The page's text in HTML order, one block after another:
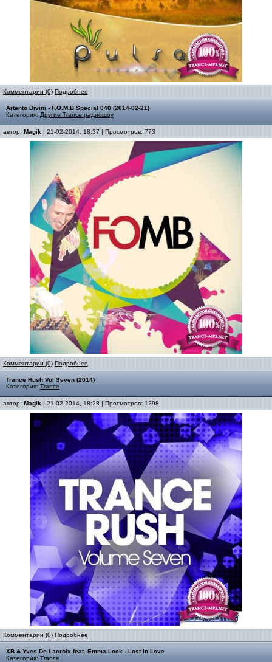
Комментарии (0) Подробнее
Artento Divini - F.O.M.B Special 040 (2014-02-21)
Категория: Другие Trance радиошоу
автор: Magik | 21-02-2014, 18:37 | Просмотров: 773
Комментарии (0) Подробнее
Trance Rush Vol Seven (2014)
Категория: Trance
автор: Magik | 21-02-2014, 18:28 | Просмотров: 1298
Комментарии (0) Подробнее
XB & Yves De Lacroix feat. Emma Lock - Lost In Love
Категория: Trance